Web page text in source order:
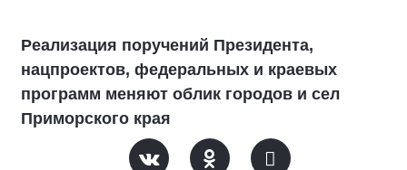
Реализация поручений Президента,
нацпроектов, федеральных и краевых
программ меняют облик городов и сел
Приморского края